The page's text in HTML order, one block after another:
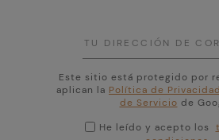
Este sitio está protegido por
aplican la Política de Privacidad
de Servicio de
He leído y acepto los